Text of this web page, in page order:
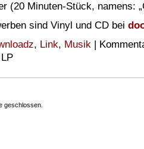
(20 Minuten-Stück, namens:
sind Vinyl und CD bei
, Link, Musik |
geschlossen.